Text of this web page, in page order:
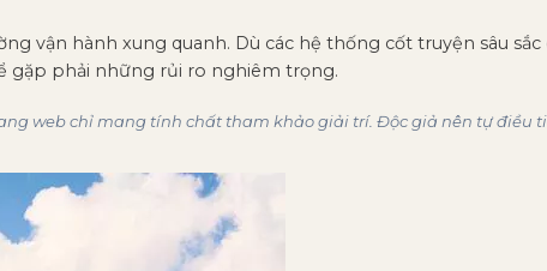
vận hành xung quanh. Dù các hệ thống cốt truyện sâu
gặp phải những rủi ro nghiêm trọng.
web chỉ mang tính chất tham khảo giải trí. Độc giả nên tự điều